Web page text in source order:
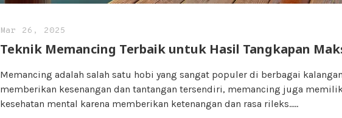
Mar 26, 2025
Teknik Memancing Terbaik untuk Hasil Tangkapan
Memancing adalah salah satu hobi yang sangat populer di berbagai
memberikan kesenangan dan tantangan tersendiri, memancing juga
kesehatan mental karena memberikan ketenangan dan rasa rileks…..